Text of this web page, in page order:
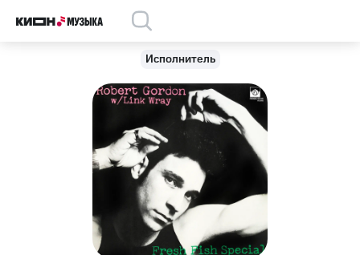
Исполнитель